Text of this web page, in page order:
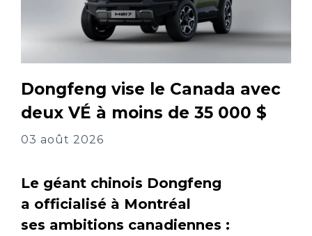
Dongfeng vise le Canada avec
deux VÉ à moins de 35 000 $
03 août 2026
Le géant chinois Dongfeng
a officialisé à Montréal
ses ambitions canadiennes :